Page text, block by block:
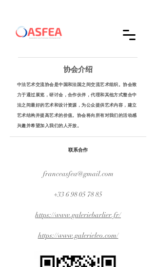
协会介绍
中法艺术交流协会是中国和法国之间交流艺术组织。协会致
力于通过展览，研讨会，合作伙伴，代理和其他方式整合中
法之间最好的艺术和设计资源，为公众提供艺术内容，建立
艺术结构并提高艺术的价值。协会将向所有对我们的活动感
兴趣并希望加入我们的人开放。
联系合作
franceasfea@gmail.com
+33 6 98 05 78 85
https://www.galeriebarlier.fr/​
https://www.galerieleo.com/